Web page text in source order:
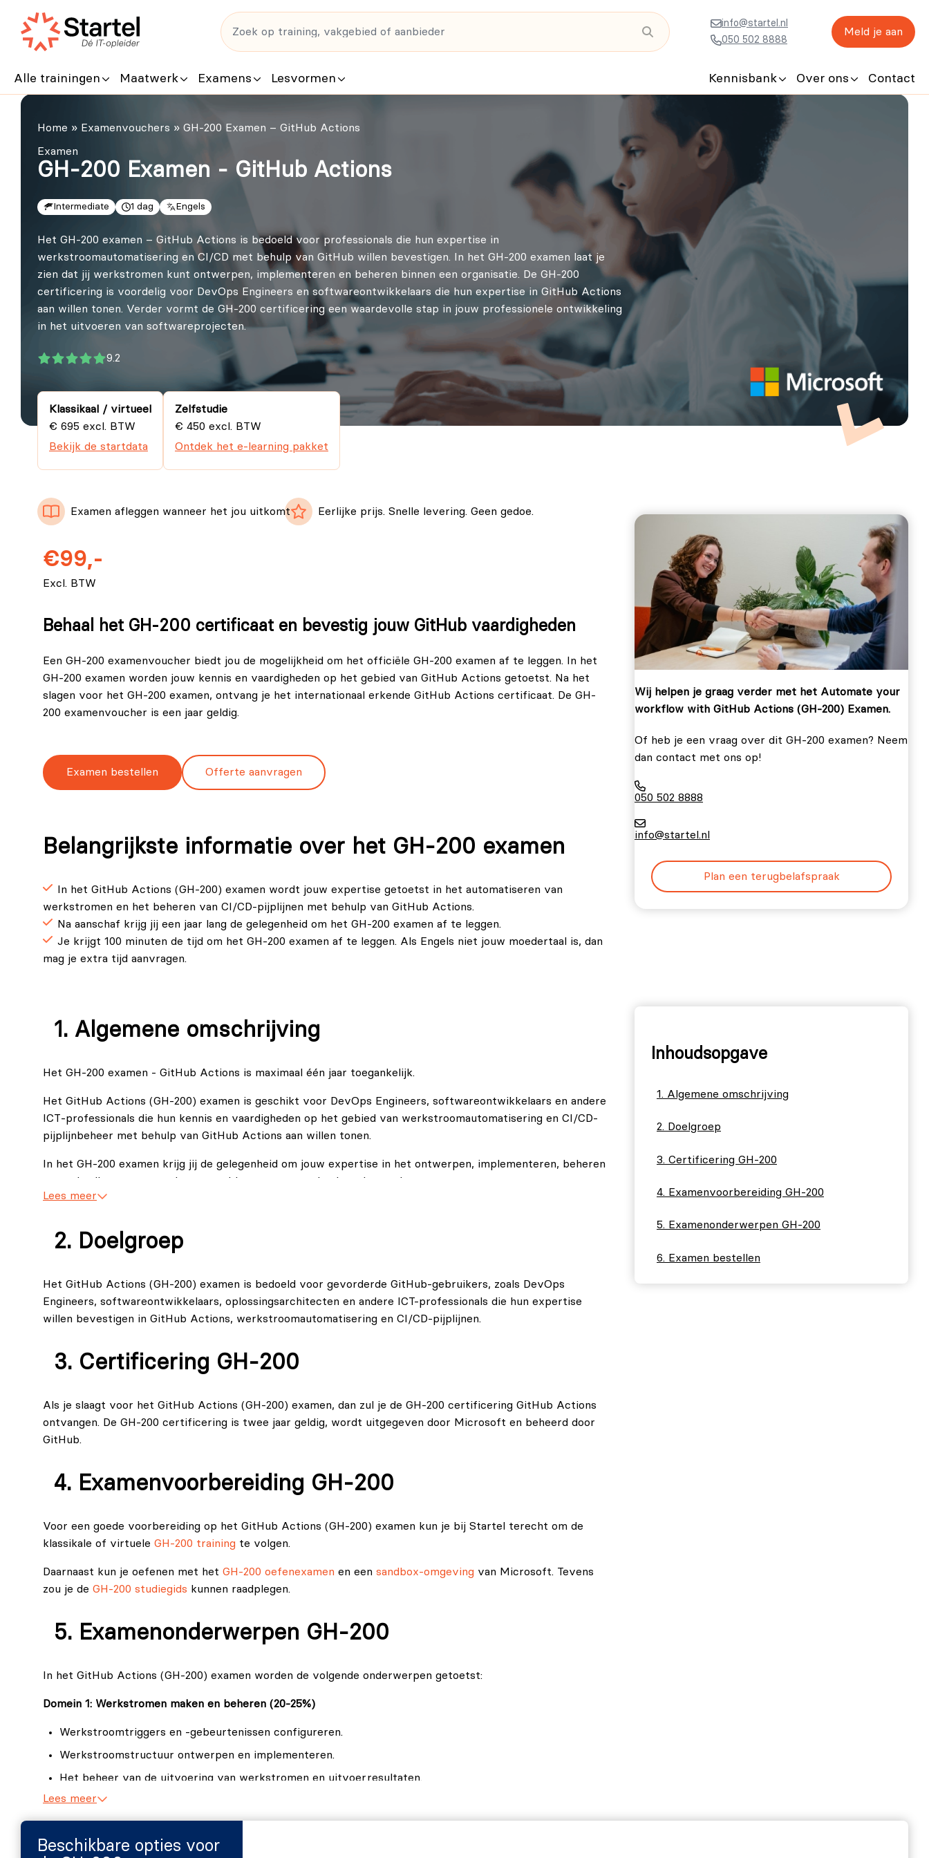
info@startel.nl
050 502 8888
Meld je aan
Alle trainingen Maatwerk Examens Lesvormen Kennisbank Over ons Contact
Home » Examenvouchers » GH-200 Examen – GitHub Actions
Examen
GH-200 Examen - GitHub Actions
Intermediate 1 dag Engels
Het GH‑200 examen – GitHub Actions is bedoeld voor professionals die hun expertise in
werkstroomautomatisering en CI/CD met behulp van GitHub willen bevestigen. In het GH-200 examen laat je
zien dat jij werkstromen kunt ontwerpen, implementeren en beheren binnen een organisatie. De GH-200
certificering is voordelig voor DevOps Engineers en softwareontwikkelaars die hun expertise in GitHub Actions
aan willen tonen. Verder vormt de GH-200 certificering een waardevolle stap in jouw professionele ontwikkeling
in het uitvoeren van softwareprojecten.
9.2
Klassikaal / virtueel
€ 695 excl. BTW
Bekijk de startdata
Zelfstudie
€ 450 excl. BTW
Ontdek het e-learning pakket
Examen afleggen wanneer het jou uitkomt Eerlijke prijs. Snelle levering. Geen gedoe.
€99,-
Excl. BTW
Behaal het GH-200 certificaat en bevestig jouw GitHub vaardigheden
Een GH-200 examenvoucher biedt jou de mogelijkheid om het officiële GH-200 examen af te leggen. In het
GH-200 examen worden jouw kennis en vaardigheden op het gebied van GitHub Actions getoetst. Na het
slagen voor het GH-200 examen, ontvang je het internationaal erkende GitHub Actions certificaat. De GH-
200 examenvoucher is een jaar geldig.
Examen bestellen Offerte aanvragen
Belangrijkste informatie over het GH-200 examen
In het GitHub Actions (GH‑200) examen wordt jouw expertise getoetst in het automatiseren van
werkstromen en het beheren van CI/CD-pijplijnen met behulp van GitHub Actions.
Na aanschaf krijg jij een jaar lang de gelegenheid om het GH-200 examen af te leggen.
Je krijgt 100 minuten de tijd om het GH-200 examen af te leggen. Als Engels niet jouw moedertaal is, dan
mag je extra tijd aanvragen.
Wij helpen je graag verder met het Automate your
workflow with GitHub Actions (GH-200) Examen.
Of heb je een vraag over dit GH-200 examen? Neem
dan contact met ons op!
050 502 8888
info@startel.nl
Plan een terugbelafspraak
Inhoudsopgave
Algemene omschrijving
Doelgroep
Certificering GH-200
Examenvoorbereiding GH-200
Examenonderwerpen GH-200
Examen bestellen
Algemene omschrijving
Het GH-200 examen - GitHub Actions is maximaal één jaar toegankelijk.
Het GitHub Actions (GH‑200) examen is geschikt voor DevOps Engineers, softwareontwikkelaars en andere
ICT‑professionals die hun kennis en vaardigheden op het gebied van werkstroomautomatisering en CI/CD-
pijplijnbeheer met behulp van GitHub Actions aan willen tonen.
In het GH-200 examen krijg jij de gelegenheid om jouw expertise in het ontwerpen, implementeren, beheren
en optimaliseren van werkstromen binnen een organisatie te bevestigen.
Lees meer
Doelgroep
Het GitHub Actions (GH‑200) examen is bedoeld voor gevorderde GitHub-gebruikers, zoals DevOps
Engineers, softwareontwikkelaars, oplossingsarchitecten en andere ICT-professionals die hun expertise
willen bevestigen in GitHub Actions, werkstroomautomatisering en CI/CD-pijplijnen.
Certificering GH-200
Als je slaagt voor het GitHub Actions (GH‑200) examen, dan zul je de GH-200 certificering GitHub Actions
ontvangen. De GH-200 certificering is twee jaar geldig, wordt uitgegeven door Microsoft en beheerd door
GitHub.
Examenvoorbereiding GH-200
Voor een goede voorbereiding op het GitHub Actions (GH‑200) examen kun je bij Startel terecht om de
klassikale of virtuele GH-200 training te volgen.
Daarnaast kun je oefenen met het GH-200 oefenexamen en een sandbox-omgeving van Microsoft. Tevens
zou je de GH-200 studiegids kunnen raadplegen.
Examenonderwerpen GH-200
In het GitHub Actions (GH‑200) examen worden de volgende onderwerpen getoetst:
Domein 1: Werkstromen maken en beheren (20-25%)
Werkstroomtriggers en -gebeurtenissen configureren.
Werkstroomstructuur ontwerpen en implementeren.
Het beheer van de uitvoering van werkstromen en uitvoerresultaten.
Domein 2: Werkstromen gebruiken en oplossen (15-20%)
Lees meer
Beschikbare opties voor